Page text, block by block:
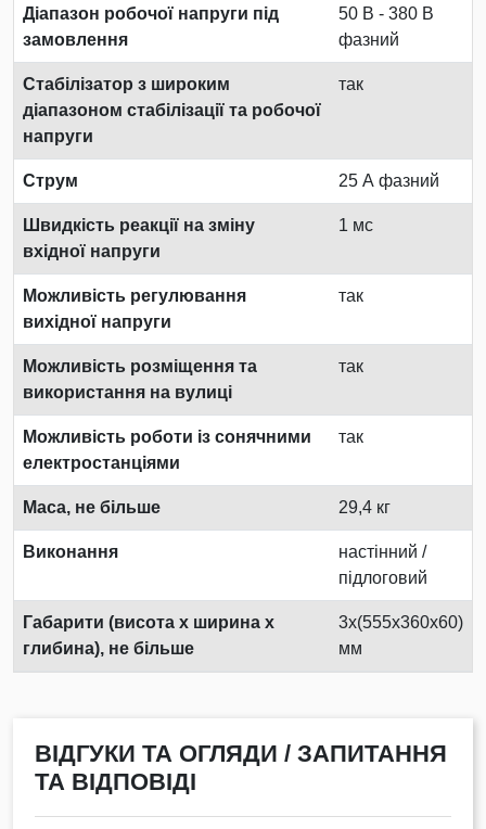
Діапазон робочої напруги під
замовлення
50 В - 380 В
фазний
Стабілізатор з широким
діапазоном стабілізації та робочої
напруги
так
Струм 25 А фазний
Швидкість реакції на зміну
вхідної напруги
1 мс
Можливість регулювання
вихідної напруги
так
Можливість розміщення та
використання на вулиці
так
Можливість роботи із сонячними
електростанціями
так
Маса, не більше 29,4 кг
Виконання
настінний /
підлоговий
Габарити (висота х ширина х
глибина), не більше
3х(555х360х60)
мм
ВІДГУКИ ТА ОГЛЯДИ / ЗАПИТАННЯ
ТА ВІДПОВІДІ